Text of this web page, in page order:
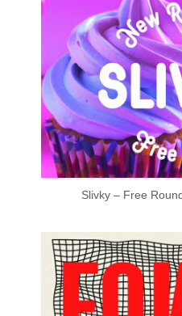
Slivky – Free